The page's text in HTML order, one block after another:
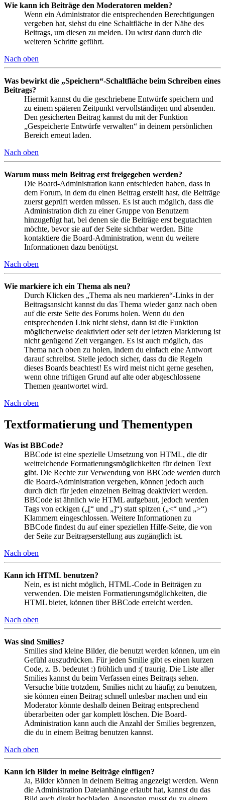
Wie kann ich Beiträge den Moderatoren melden?
Wenn ein Administrator die entsprechenden Berechtigungen
vergeben hat, siehst du eine Schaltfläche in der Nähe des
Beitrags, um diesen zu melden. Du wirst dann durch die
weiteren Schritte geführt.
Nach oben
Was bewirkt die „Speichern“-Schaltfläche beim Schreiben eines
Beitrags?
Hiermit kannst du die geschriebene Entwürfe speichern und
zu einem späteren Zeitpunkt vervollständigen und absenden.
Den gesicherten Beitrag kannst du mit der Funktion
„Gespeicherte Entwürfe verwalten“ in deinem persönlichen
Bereich erneut laden.
Nach oben
Warum muss mein Beitrag erst freigegeben werden?
Die Board-Administration kann entschieden haben, dass in
dem Forum, in dem du einen Beitrag erstellt hast, die Beiträge
zuerst geprüft werden müssen. Es ist auch möglich, dass die
Administration dich zu einer Gruppe von Benutzern
hinzugefügt hat, bei denen sie die Beiträge erst begutachten
möchte, bevor sie auf der Seite sichtbar werden. Bitte
kontaktiere die Board-Administration, wenn du weitere
Informationen dazu benötigst.
Nach oben
Wie markiere ich ein Thema als neu?
Durch Klicken des „Thema als neu markieren“-Links in der
Beitragsansicht kannst du das Thema wieder ganz nach oben
auf die erste Seite des Forums holen. Wenn du den
entsprechenden Link nicht siehst, dann ist die Funktion
möglicherweise deaktiviert oder seit der letzten Markierung ist
nicht genügend Zeit vergangen. Es ist auch möglich, das
Thema nach oben zu holen, indem du einfach eine Antwort
darauf schreibst. Stelle jedoch sicher, dass du die Regeln
dieses Boards beachtest! Es wird meist nicht gerne gesehen,
wenn ohne triftigen Grund auf alte oder abgeschlossene
Themen geantwortet wird.
Nach oben
Textformatierung und Thementypen
Was ist BBCode?
BBCode ist eine spezielle Umsetzung von HTML, die dir
weitreichende Formatierungsmöglichkeiten für deinen Text
gibt. Die Rechte zur Verwendung von BBCode werden durch
die Board-Administration vergeben, können jedoch auch
durch dich für jeden einzelnen Beitrag deaktiviert werden.
BBCode ist ähnlich wie HTML aufgebaut, jedoch werden
Tags von eckigen („[“ und „]“) statt spitzen („<“ und „>“)
Klammern eingeschlossen. Weitere Informationen zu
BBCode findest du auf einer speziellen Hilfe-Seite, die von
der Seite zur Beitragserstellung aus zugänglich ist.
Nach oben
Kann ich HTML benutzen?
Nein, es ist nicht möglich, HTML-Code in Beiträgen zu
verwenden. Die meisten Formatierungsmöglichkeiten, die
HTML bietet, können über BBCode erreicht werden.
Nach oben
Was sind Smilies?
Smilies sind kleine Bilder, die benutzt werden können, um ein
Gefühl auszudrücken. Für jeden Smilie gibt es einen kurzen
Code, z. B. bedeutet :) fröhlich und :( traurig. Die Liste aller
Smilies kannst du beim Verfassen eines Beitrags sehen.
Versuche bitte trotzdem, Smilies nicht zu häufig zu benutzen,
sie können einen Beitrag schnell unlesbar machen und ein
Moderator könnte deshalb deinen Beitrag entsprechend
überarbeiten oder gar komplett löschen. Die Board-
Administration kann auch die Anzahl der Smilies begrenzen,
die du in einem Beitrag benutzen kannst.
Nach oben
Kann ich Bilder in meine Beiträge einfügen?
Ja, Bilder können in deinem Beitrag angezeigt werden. Wenn
die Administration Dateianhänge erlaubt hat, kannst du das